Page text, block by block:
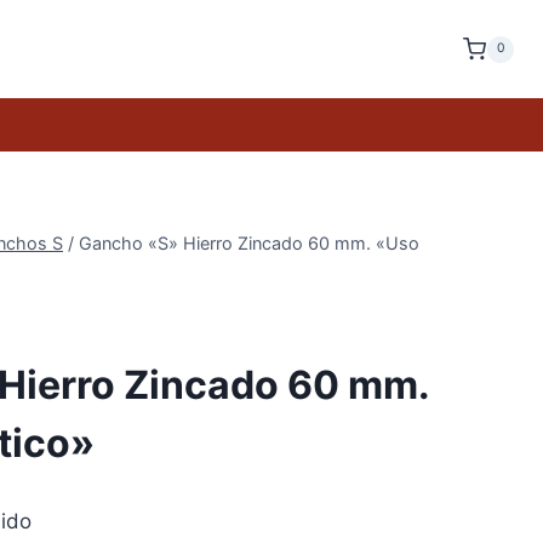
0
S / Gancho «S» Hierro Zincado 60 mm. «Uso
Zincado 60 mm.